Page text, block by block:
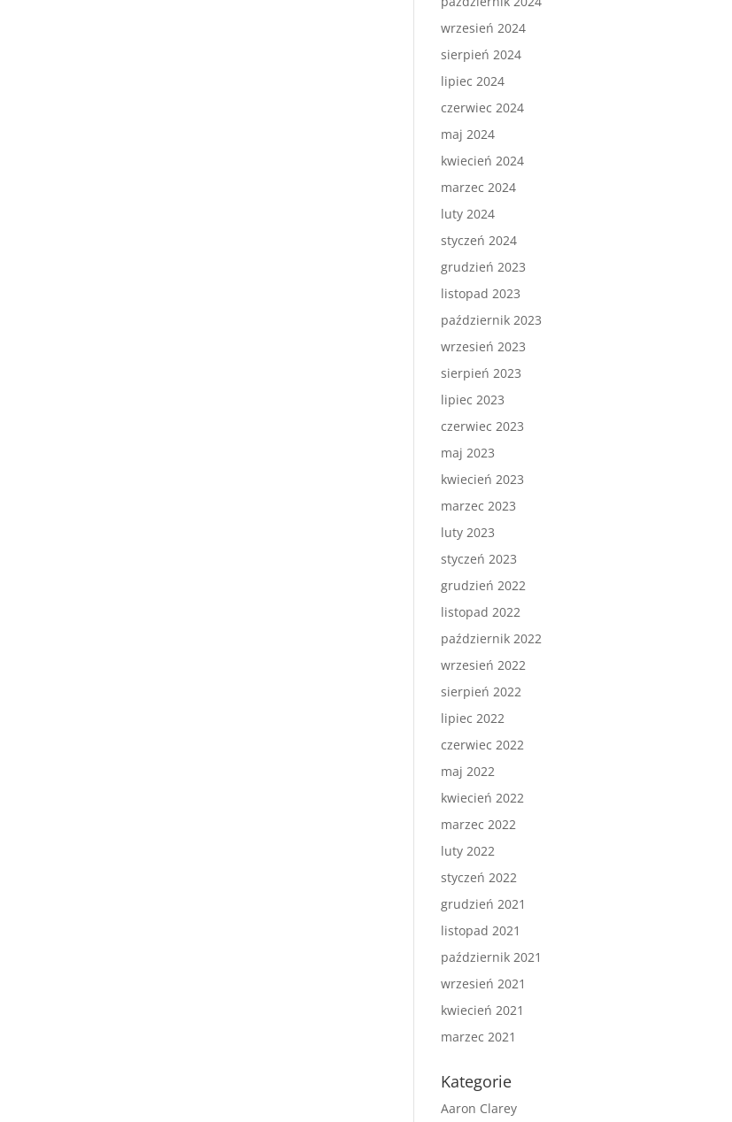
wrzesień 2024
sierpień 2024
lipiec 2024
czerwiec 2024
maj 2024
kwiecień 2024
marzec 2024
luty 2024
styczeń 2024
grudzień 2023
listopad 2023
październik 2023
wrzesień 2023
sierpień 2023
lipiec 2023
czerwiec 2023
maj 2023
kwiecień 2023
marzec 2023
luty 2023
styczeń 2023
grudzień 2022
listopad 2022
październik 2022
wrzesień 2022
sierpień 2022
lipiec 2022
czerwiec 2022
maj 2022
kwiecień 2022
marzec 2022
luty 2022
styczeń 2022
grudzień 2021
listopad 2021
październik 2021
wrzesień 2021
kwiecień 2021
marzec 2021
Kategorie
Aaron Clarey